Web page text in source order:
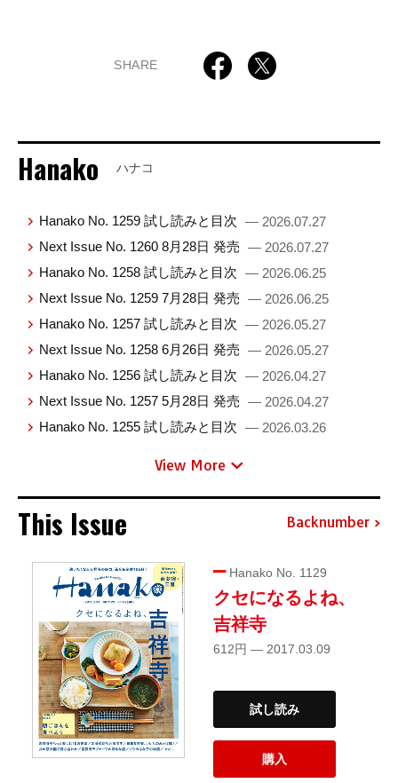
SHARE
Hanako ハナコ
Hanako No. 1259 試し読みと目次 — 2026.07.27
Next Issue No. 1260 8月28日 発売 — 2026.07.27
Hanako No. 1258 試し読みと目次 — 2026.06.25
Next Issue No. 1259 7月28日 発売 — 2026.06.25
Hanako No. 1257 試し読みと目次 — 2026.05.27
Next Issue No. 1258 6月26日 発売 — 2026.05.27
Hanako No. 1256 試し読みと目次 — 2026.04.27
Next Issue No. 1257 5月28日 発売 — 2026.04.27
Hanako No. 1255 試し読みと目次 — 2026.03.26
View More
This Issue Backnumber
Hanako No. 1129
クセになるよね、
吉祥寺
612円 — 2017.03.09
試し読み
購入